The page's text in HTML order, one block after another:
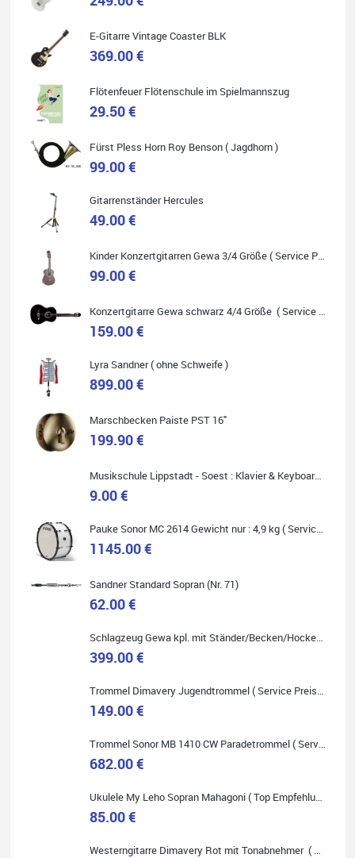
Quelle: Google-Rezension
Das Musikhaus Stöppel ist super!
Ich habe eine Westerngitarre gekauft.
Die Qualität und das Preis-Leistungsverhältnis sind erstaunlich.
ich empfehle es jedem der sich ein Musikinstrument zulegen
möchte.
Carsten Spiegel
Ich war auf der Suche nach einem neuen Keyboard und bin
telefonisch. Nachdem die Entscheidung zum Kauf gefallen war,
wurde alles zusammengestellt, so dass ich alles nur noch
abholen musste. Top!
Quelle: Google-Rezension
Ich bin super zufrieden mit meiner neuen Ukulele! Einfach am
Freitag vorbeigekommen, eben geklingelt und top beraten
worden. Ich würde den Besuch im Musikgeschäft Stöppel jedem
Quelle: Google-Rezension
E-Gitarre Vintage Coaster BLK
369.00 €
Flötenfeuer Flötenschule im Spielmannszug
29.50 €
Fürst Pless Horn Roy Benson ( Jagdhorn )
99.00 €
Gitarrenständer Hercules
49.00 €
Kinder Konzertgitarren Gewa 3/4 Größe ( Service Preis inkl. Werkstatt Service )
99.00 €
Konzertgitarre Gewa schwarz 4/4 Größe ( Service Preis inkl. Werkstatt Service )
159.00 €
Lyra Sandner ( ohne Schweife )
899.00 €
Marschbecken Paiste PST 16"
199.90 €
Musikschule Lippstadt - Soest : Klavier & Keyboardunterricht
9.00 €
Pauke Sonor MC 2614 Gewicht nur : 4,9 kg ( Service Preis inkl. Werkstatt Service )
1145.00 €
Sandner Standard Sopran (Nr. 71)
62.00 €
Schlagzeug Gewa kpl. mit Ständer/Becken/Hocker DER RENNER ! (Service Preis inkl. Werkstatt Service)
399.00 €
Trommel Dimavery Jugendtrommel ( Service Preis inkl. Werkstatt Service )
149.00 €
Trommel Sonor MB 1410 CW Paradetrommel ( Service Preis inkl. Werkstatt Service )
682.00 €
Ukulele My Leho Sopran Mahagoni ( Top Empfehlung ! )
85.00 €
Westerngitarre Dimavery Rot mit Tonabnehmer ( Service Preis inkl. Werkstatt Service )